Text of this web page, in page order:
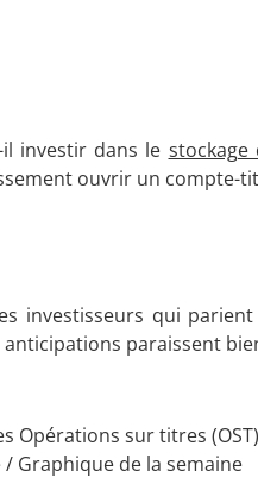
investir dans le
ouvrir un compte-
investisseurs qui
paraissent
Opérations sur titres
Graphique de la semaine